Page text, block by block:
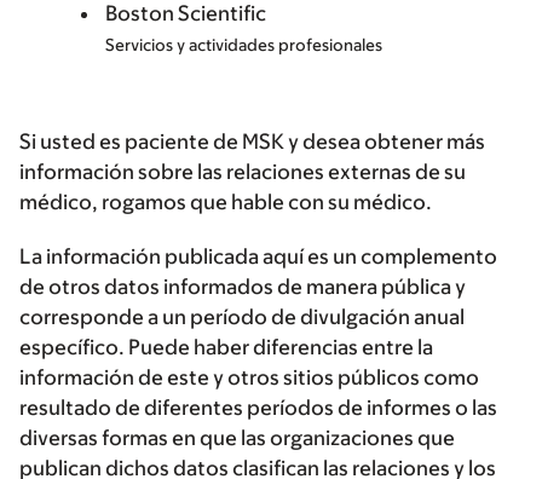
Boston Scientific
Servicios y actividades profesionales
Si usted es paciente de MSK y desea obtener más
información sobre las relaciones externas de su
médico, rogamos que hable con su médico.
La información publicada aquí es un complemento
de otros datos informados de manera pública y
corresponde a un período de divulgación anual
específico. Puede haber diferencias entre la
información de este y otros sitios públicos como
resultado de diferentes períodos de informes o las
diversas formas en que las organizaciones que
publican dichos datos clasifican las relaciones y los